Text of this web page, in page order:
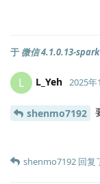
于 微信 4.1.0.13-
L L_Yeh 2025年
shenmo7192
shenmo7192 回复